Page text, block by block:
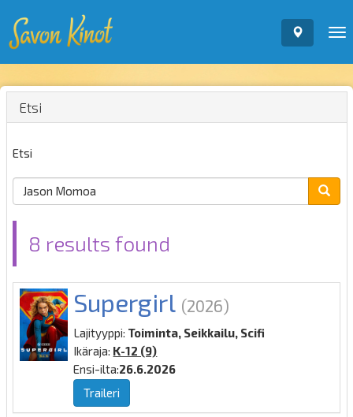
Etsi
Etsi
8 results found
Supergirl (2026)
Lajityyppi: Toiminta, Seikkailu, Scifi
Ikäraja: K-12 (9)
Ensi-ilta:26.6.2026
Traileri